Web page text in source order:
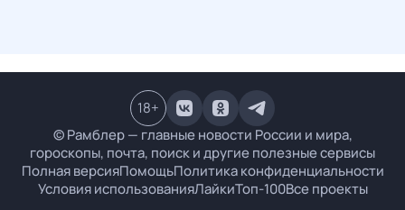
© Рамблер — главные новости России и мира,
гороскопы, почта, поиск и другие полезные сервисы
Полная версияПомощьПолитика конфиденциальности
Условия использованияЛайкиТоп-100Все проекты
18+